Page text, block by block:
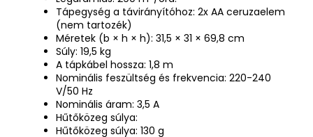
Tápegység a távirányítóhoz: 2x AA ceruzaelem
(nem tartozék)
Méretek (b × h × h): 31,5 × 31 × 69,8 cm
Súly: 19,5 kg
A tápkábel hossza: 1,8 m
Nominális feszültség és frekvencia: 220-240
V/50 Hz
Nominális áram: 3,5 A
Hűtőközeg súlya:
Hűtőközeg súlya: 130 g